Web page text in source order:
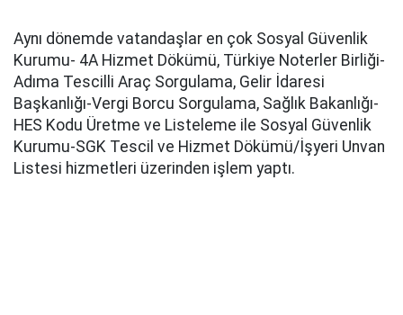
Aynı dönemde vatandaşlar en çok Sosyal Güvenlik
Kurumu- 4A Hizmet Dökümü, Türkiye Noterler Birliği-
Adıma Tescilli Araç Sorgulama, Gelir İdaresi
Başkanlığı-Vergi Borcu Sorgulama, Sağlık Bakanlığı-
HES Kodu Üretme ve Listeleme ile Sosyal Güvenlik
Kurumu-SGK Tescil ve Hizmet Dökümü/İşyeri Unvan
Listesi hizmetleri üzerinden işlem yaptı.